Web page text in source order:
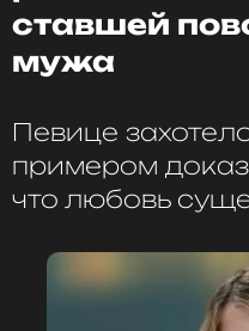
ставшей
мужа
Певице
примером
что любовь